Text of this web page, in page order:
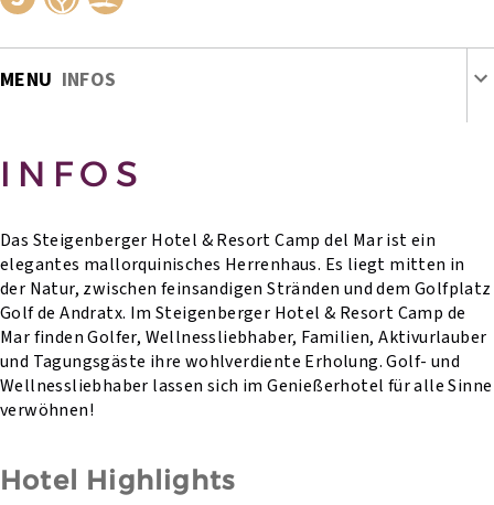
MENU INFOS
INFOS
Das Steigenberger Hotel & Resort Camp del Mar ist ein
elegantes mallorquinisches Herrenhaus. Es liegt mitten in
der Natur, zwischen feinsandigen Stränden und dem Golfplatz
Golf de Andratx. Im Steigenberger Hotel & Resort Camp de
Mar finden Golfer, Wellnessliebhaber, Familien, Aktivurlauber
und Tagungsgäste ihre wohlverdiente Erholung. Golf- und
Wellnessliebhaber lassen sich im Genießerhotel für alle Sinne
verwöhnen!
Hotel Highlights